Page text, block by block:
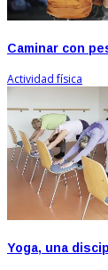
Caminar con
Actividad física
Yoga, una